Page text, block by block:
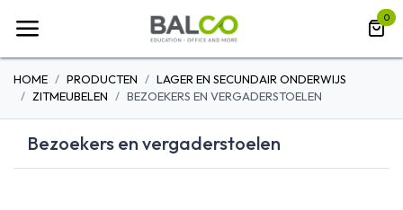
0
HOME PRODUCTEN
LAGER EN SECUNDAIR ONDERWIJS
ZITMEUBELEN
BEZOEKERS EN VERGADERSTOELEN
Bezoekers en vergaderstoelen